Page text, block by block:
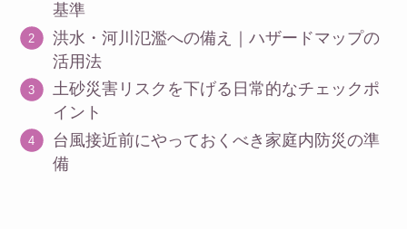
基準
洪水・河川氾濫への備え｜ハザードマップの
活用法
土砂災害リスクを下げる日常的なチェックポ
イント
台風接近前にやっておくべき家庭内防災の準
備